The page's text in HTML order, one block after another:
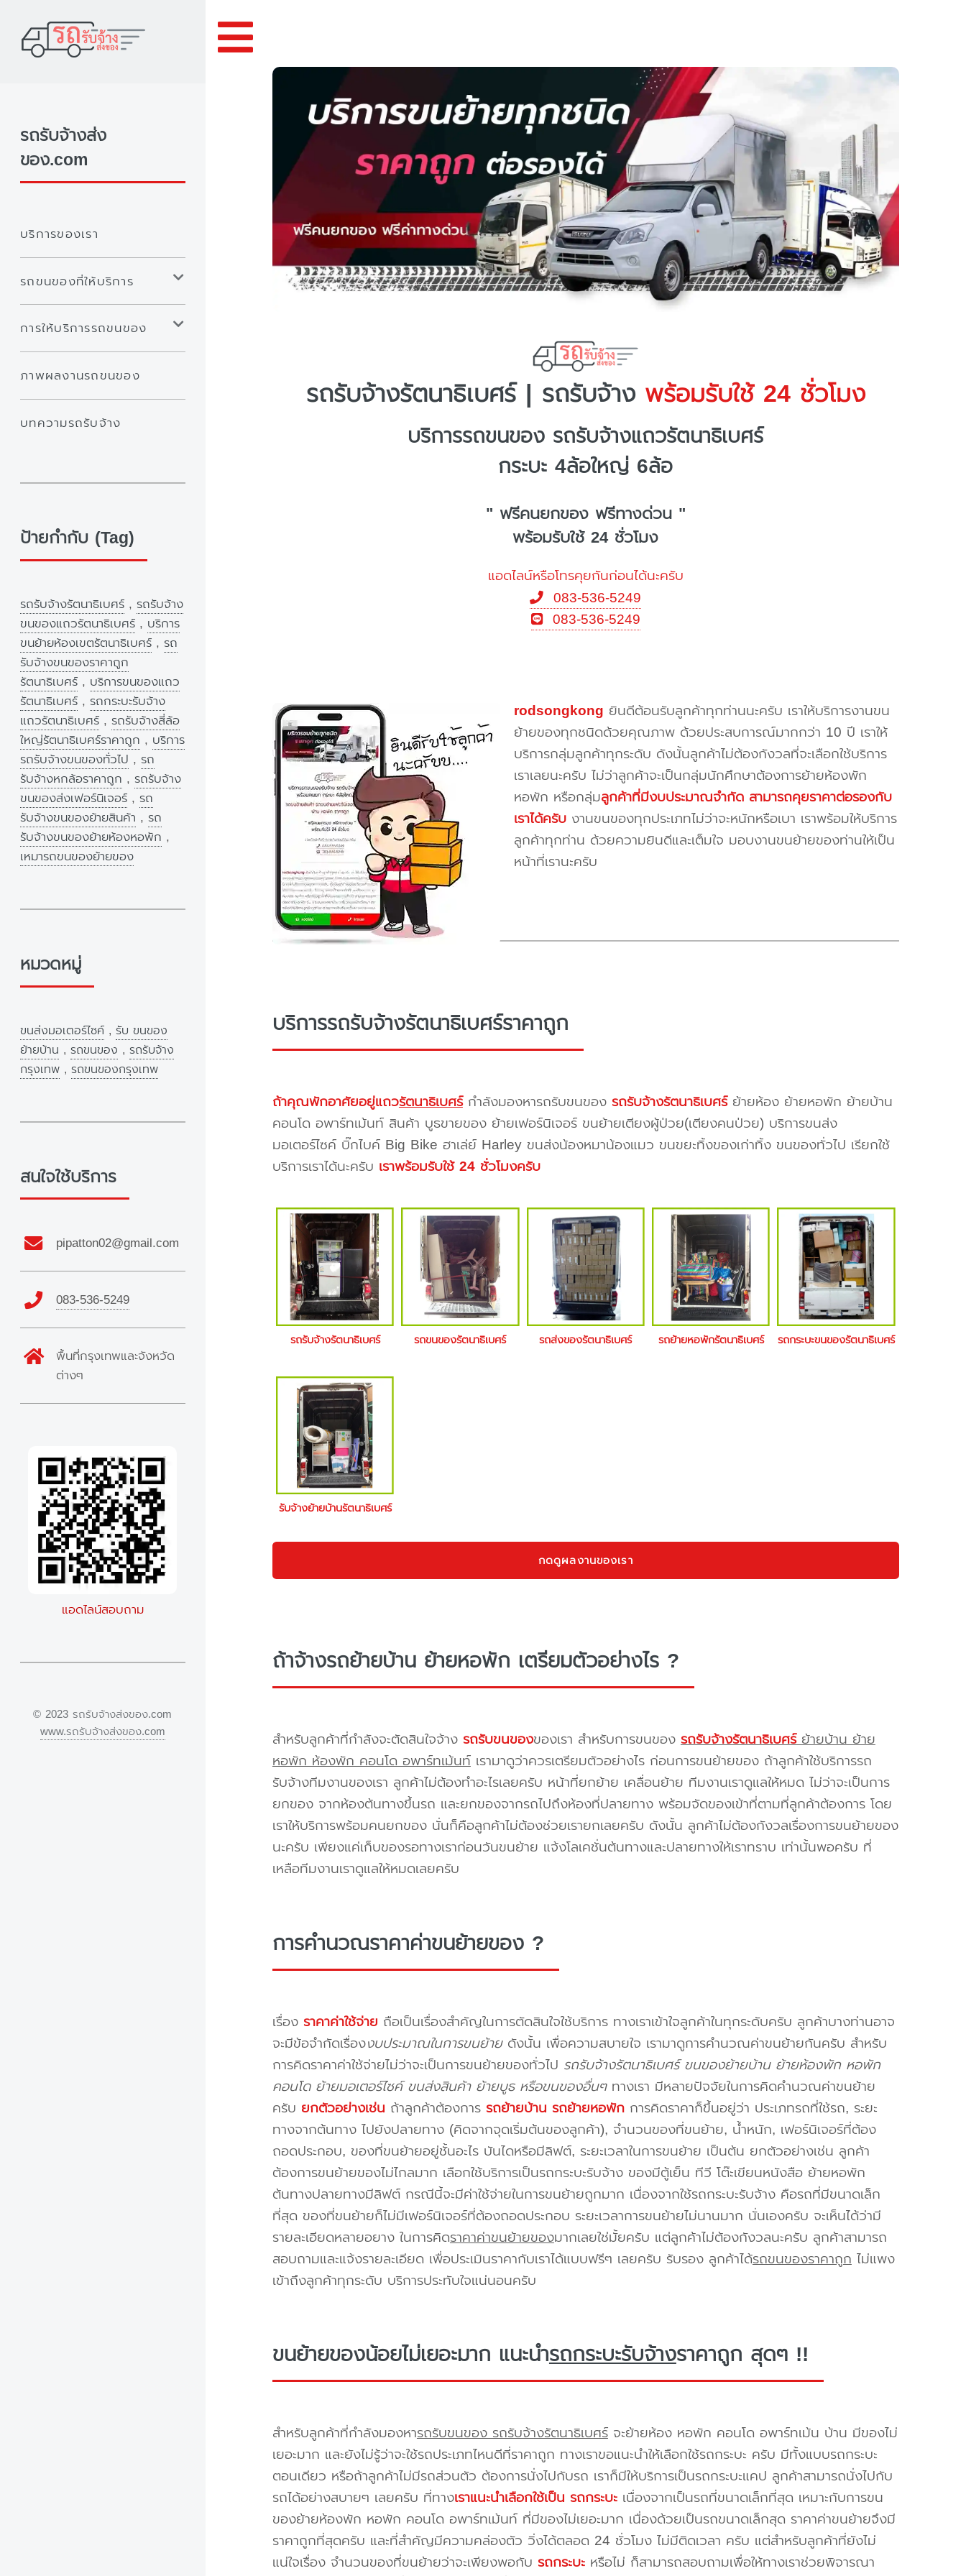
รถรับจ้างรัตนาธิเบศร์ | รถรับจ้างพร้อมรับใช้ 24 ชั่วโมง
บริการรถขนของ รถรับจ้างแถวรัตนาธิเบศร์
กระบะ 4ล้อใหญ่ 6ล้อ
" ฟรีคนยกของ ฟรีทางด่วน "
พร้อมรับใช้ 24 ชั่วโมง
แอดไลน์หรือโทรคุยกันก่อนได้นะครับ
083-536-5249
083-536-5249
rodsongkong ยินดีต้อนรับลูกค้าทุกท่านนะครับ เราให้บริการงานขน
ย้ายของทุกชนิดด้วยคุณภาพ ด้วยประสบการณ์มากกว่า 10 ปี เราให้
บริการกลุ่มลูกค้าทุกระดับ ดังนั้นลูกค้าไม่ต้องกังวลที่จะเลือกใช้บริการ
เราเลยนะครับ ไม่ว่าลูกค้าจะเป็นกลุ่มนักศึกษาต้องการย้ายห้องพัก
หอพัก หรือกลุ่มลูกค้าที่มีงบประมาณจำกัด สามารถคุยราคาต่อรองกับ
เราได้ครับงานขนของทุกประเภทไม่ว่าจะหนักหรือเบา เราพร้อมให้บริการ
ลูกค้าทุกท่าน ด้วยความยินดีและเต็มใจ มอบงานขนย้ายของท่านให้เป็น
หน้าที่เรานะครับ
บริการรถรับจ้างรัตนาธิเบศร์ราคาถูก
ถ้าคุณพักอาศัยอยู่แถวรัตนาธิเบศร์กำลังมองหารถรับขนของ รถรับจ้างรัตนาธิเบศร์ย้ายห้อง ย้ายหอพัก ย้ายบ้าน
คอนโด อพาร์ทเม้นท์ สินค้า บูธขายของ ย้ายเฟอร์นิเจอร์ ขนย้ายเตียงผู้ป่วย(เตียงคนป่วย) บริการขนส่ง
มอเตอร์ไซค์ บิ๊กไบค์ Big Bike ฮาเล่ย์ Harley ขนส่งน้องหมาน้องแมว ขนขยะทิ้งของเก่าทิ้ง ขนของทั่วไป เรียกใช้
บริการเราได้นะครับ เราพร้อมรับใช้ 24 ชั่วโมงครับ
รถรับจ้างรัตนาธิเบศร์ รถขนของรัตนาธิเบศร์ รถส่งของรัตนาธิเบศร์ รถย้ายหอพักรัตนาธิเบศร์ รถกระบะขนของรัตนาธิเบศร์
รับจ้างย้ายบ้านรัตนาธิเบศร์
กดดูผลงานของเรา
ถ้าจ้างรถย้ายบ้าน ย้ายหอพัก เตรียมตัวอย่างไร ?
สำหรับลูกค้าที่กำลังจะตัดสินใจจ้าง รถรับขนของของเรา สำหรับการขนของ รถรับจ้างรัตนาธิเบศร์ย้ายบ้าน ย้าย
หอพัก ห้องพัก คอนโด อพาร์ทเม้นท์เรามาดูว่าควรเตรียมตัวอย่างไร ก่อนการขนย้ายของ ถ้าลูกค้าใช้บริการรถ
รับจ้างทีมงานของเรา ลูกค้าไม่ต้องทำอะไรเลยครับ หน้าที่ยกย้าย เคลื่อนย้าย ทีมงานเราดูแลให้หมด ไม่ว่าจะเป็นการ
ยกของ จากห้องต้นทางขึ้นรถ และยกของจากรถไปถึงห้องที่ปลายทาง พร้อมจัดของเข้าที่ตามที่ลูกค้าต้องการ โดย
เราให้บริการพร้อมคนยกของ นั่นก็คือลูกค้าไม่ต้องช่วยเรายกเลยครับ ดังนั้น ลูกค้าไม่ต้องกังวลเรื่องการขนย้ายของ
นะครับ เพียงแค่เก็บของรอทางเราก่อนวันขนย้าย แจ้งโลเคชั่นต้นทางและปลายทางให้เราทราบ เท่านั้นพอครับ ที่
เหลือทีมงานเราดูแลให้หมดเลยครับ
การคำนวณราคาค่าขนย้ายของ ?
เรื่อง ราคาค่าใช้จ่าย ถือเป็นเรื่องสำคัญในการตัดสินใจใช้บริการ ทางเราเข้าใจลูกค้าในทุกระดับครับ ลูกค้าบางท่านอาจ
จะมีข้อจำกัดเรื่องงบประมาณในการขนย้ายดังนั้น เพื่อความสบายใจ เรามาดูการคำนวณค่าขนย้ายกันครับ สำหรับ
การคิดราคาค่าใช้จ่ายไม่ว่าจะเป็นการขนย้ายของทั่วไป รถรับจ้างรัตนาธิเบศร์ ขนของย้ายบ้าน ย้ายห้องพัก หอพัก
คอนโด ย้ายมอเตอร์ไซค์ ขนส่งสินค้า ย้ายบูธ หรือขนของอื่นๆทางเรา มีหลายปัจจัยในการคิดคำนวณค่าขนย้าย
ครับ ยกตัวอย่างเช่น ถ้าลูกค้าต้องการ รถย้ายบ้าน รถย้ายหอพักการคิดราคาก็ขึ้นอยู่ว่า ประเภทรถที่ใช้รถ, ระยะ
ทางจากต้นทาง ไปยังปลายทาง (คิดจากจุดเริ่มต้นของลูกค้า), จำนวนของที่ขนย้าย, น้ำหนัก, เฟอร์นิเจอร์ที่ต้อง
ถอดประกอบ, ของที่ขนย้ายอยู่ชั้นอะไร บันไดหรือมีลิฟต์, ระยะเวลาในการขนย้าย เป็นต้น ยกตัวอย่างเช่น ลูกค้า
ต้องการขนย้ายของไม่ไกลมาก เลือกใช้บริการเป็นรถกระบะรับจ้าง ของมีตู้เย็น ทีวี โต๊ะเขียนหนังสือ ย้ายหอพัก
ต้นทางปลายทางมีลิฟต์ กรณีนี้จะมีค่าใช้จ่ายในการขนย้ายถูกมาก เนื่องจากใช้รถกระบะรับจ้าง คือรถที่มีขนาดเล็ก
ที่สุด ของที่ขนย้ายก็ไม่มีเฟอร์นิเจอร์ที่ต้องถอดประกอบ ระยะเวลาการขนย้ายไม่นานมาก นั่นเองครับ จะเห็นได้ว่ามี
รายละเอียดหลายอยาง ในการคิดราคาค่าขนย้ายของมากเลยใช่มั้ยครับ แต่ลูกค้าไม่ต้องกังวลนะครับ ลูกค้าสามารถ
สอบถามและแจ้งรายละเอียด เพื่อประเมินราคากับเราได้แบบฟรีๆ เลยครับ รับรอง ลูกค้าได้รถขนของราคาถูกไม่แพง
เข้าถึงลูกค้าทุกระดับ บริการประทับใจแน่นอนครับ
ขนย้ายของน้อยไม่เยอะมาก แนะนำรถกระบะรับจ้างราคาถูก สุดๆ !!
สำหรับลูกค้าที่กำลังมองหารถรับขนของ รถรับจ้างรัตนาธิเบศร์จะย้ายห้อง หอพัก คอนโด อพาร์ทเม้น บ้าน มีของไม่
เยอะมาก และยังไม่รู้ว่าจะใช้รถประเภทไหนดีที่ราคาถูก ทางเราขอแนะนำให้เลือกใช้รถกระบะ ครับ มีทั้งแบบรถกระบะ
ตอนเดียว หรือถ้าลูกค้าไม่มีรถส่วนตัว ต้องการนั่งไปกับรถ เราก็มีให้บริการเป็นรถกระบะแคป ลูกค้าสามารถนั่งไปกับ
รถได้อย่างสบายๆ เลยครับ ที่ทางเราแนะนำเลือกใช้เป็น รถกระบะเนื่องจากเป็นรถที่ขนาดเล็กที่สุด เหมาะกับการขน
ของย้ายห้องพัก หอพัก คอนโด อพาร์ทเม้นท์ ที่มีของไม่เยอะมาก เนื่องด้วยเป็นรถขนาดเล็กสุด ราคาค่าขนย้ายจึงมี
ราคาถูกที่สุดครับ และที่สำคัญมีความคล่องตัว วิ่งได้ตลอด 24 ชั่วโมง ไม่มีติดเวลา ครับ แต่สำหรับลูกค้าที่ยังไม่
แน่ใจเรื่อง จำนวนของที่ขนย้ายว่าจะเพียงพอกับ รถกระบะหรือไม่ ก็สามารถสอบถามเพื่อให้ทางเราช่วยพิจารณา
รถรับจ้างส่ง
ของ.com
บริการของเรา
รถขนของที่ให้บริการ
การให้บริการรถขนของ
ภาพผลงานรถขนของ
บทความรถรับจ้าง
ป้ายกำกับ (Tag)
รถรับจ้างรัตนาธิเบศร์ , รถรับจ้าง
ขนของแถวรัตนาธิเบศร์ , บริการ
ขนย้ายห้องเขตรัตนาธิเบศร์ , รถ
รับจ้างขนของราคาถูก
รัตนาธิเบศร์ , บริการขนของแถว
รัตนาธิเบศร์ , รถกระบะรับจ้าง
แถวรัตนาธิเบศร์ , รถรับจ้างสี่ล้อ
ใหญ่รัตนาธิเบศร์ราคาถูก , บริการ
รถรับจ้างขนของทั่วไป , รถ
รับจ้างหกล้อราคาถูก , รถรับจ้าง
ขนของส่งเฟอร์นิเจอร์ , รถ
รับจ้างขนของย้ายสินค้า , รถ
รับจ้างขนของย้ายห้องหอพัก ,
เหมารถขนของย้ายของ
หมวดหมู่
ขนส่งมอเตอร์ไซค์ , รับ ขนของ
ย้ายบ้าน , รถขนของ , รถรับจ้าง
กรุงเทพ , รถขนของกรุงเทพ
สนใจใช้บริการ
pipatton02@gmail.com
083-536-5249
พื้นที่กรุงเทพและจังหวัด
ต่างๆ
แอดไลน์สอบถาม
© 2023 รถรับจ้างส่งของ.com
www.รถรับจ้างส่งของ.com